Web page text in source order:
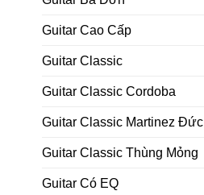
Guitar Cao Cấp
Guitar Classic
Guitar Classic Cordoba
Guitar Classic Martinez Đức
Guitar Classic Thùng Mỏng
Guitar Có EQ